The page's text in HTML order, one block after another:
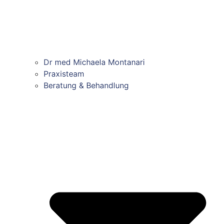
Dr med Michaela Montanari
Praxisteam
Beratung & Behandlung